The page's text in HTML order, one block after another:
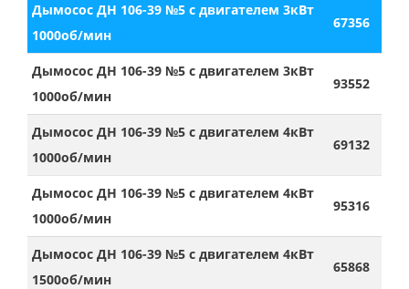
Дымосос ДН 106-39 №5 с двигателем 3кВт
1000об/мин
67356
Дымосос ДН 106-39 №5 с двигателем 3кВт
1000об/мин
93552
Дымосос ДН 106-39 №5 с двигателем 4кВт
1000об/мин
69132
Дымосос ДН 106-39 №5 с двигателем 4кВт
1000об/мин
95316
Дымосос ДН 106-39 №5 с двигателем 4кВт
1500об/мин
65868